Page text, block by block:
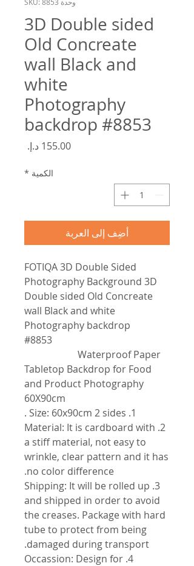
3D Double sided
Old Concreate
wall Black and
white
Photography
backdrop #8853
الكمية *
أضِف إلى العربة
FOTIQA 3D Double Sided
Photography Background 3D
Double sided Old Concreate
wall Black and white
Photography backdrop
#8853
Waterproof Paper
Tabletop Backdrop for Food
and Product Photography
60X90cm
1. Size: 60x90cm 2 sides .
2. Material: It is cardboard with
a stiff material, not easy to
wrinkle, clear pattern and it has
no color difference.
3. Shipping: It will be rolled up
and shipped in order to avoid
the creases. Package with hard
tube to protect from being
damaged during transport.
4. Occassion: Design for